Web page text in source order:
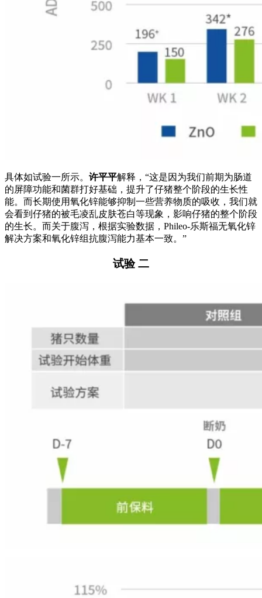
具体如试验一所示。 许平平解释，“这是因为我们前期为肠道
的屏障功能和菌群打好基础，提升了仔猪整个阶段的生长性
能。而长期使用氧化锌能够抑制一些营养物质的吸收，我们就
会看到仔猪的被毛凌乱皮肤苍白等现象，影响仔猪的整个阶段
的生长。而关于腹泻，根据实验数据，Phileo-乐斯福无氧化锌
解决方案和氧化锌组抗腹泻能力基本一致。”
试验 二